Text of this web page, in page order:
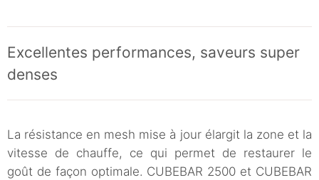
Excellentes performances, saveurs super
denses
La résistance en mesh mise à jour élargit la zone et la
vitesse de chauffe, ce qui permet de restaurer le
goût de façon optimale. CUBEBAR 2500 et CUBEBAR